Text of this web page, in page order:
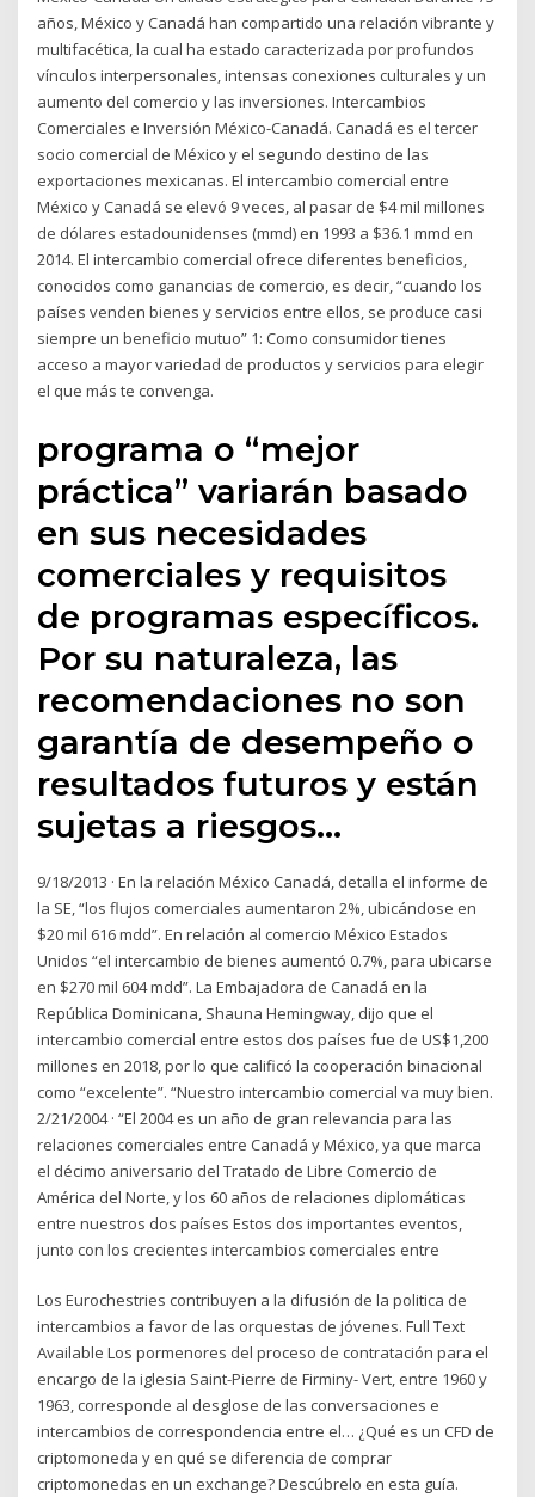
años, México y Canadá han compartido una relación vibrante y
multifacética, la cual ha estado caracterizada por profundos
vínculos interpersonales, intensas conexiones culturales y un
aumento del comercio y las inversiones. Intercambios
Comerciales e Inversión México-Canadá. Canadá es el tercer
socio comercial de México y el segundo destino de las
exportaciones mexicanas. El intercambio comercial entre
México y Canadá se elevó 9 veces, al pasar de $4 mil millones
de dólares estadounidenses (mmd) en 1993 a $36.1 mmd en
2014. El intercambio comercial ofrece diferentes beneficios,
conocidos como ganancias de comercio, es decir, “cuando los
países venden bienes y servicios entre ellos, se produce casi
siempre un beneficio mutuo” 1: Como consumidor tienes
acceso a mayor variedad de productos y servicios para elegir
el que más te convenga.
programa o “mejor
práctica” variarán basado
en sus necesidades
comerciales y requisitos
de programas específicos.
Por su naturaleza, las
recomendaciones no son
garantía de desempeño o
resultados futuros y están
sujetas a riesgos…
9/18/2013 · En la relación México Canadá, detalla el informe de
la SE, “los flujos comerciales aumentaron 2%, ubicándose en
$20 mil 616 mdd”. En relación al comercio México Estados
Unidos “el intercambio de bienes aumentó 0.7%, para ubicarse
en $270 mil 604 mdd”. La Embajadora de Canadá en la
República Dominicana, Shauna Hemingway, dijo que el
intercambio comercial entre estos dos países fue de US$1,200
millones en 2018, por lo que calificó la cooperación binacional
como “excelente”. “Nuestro intercambio comercial va muy bien.
2/21/2004 · “El 2004 es un año de gran relevancia para las
relaciones comerciales entre Canadá y México, ya que marca
el décimo aniversario del Tratado de Libre Comercio de
América del Norte, y los 60 años de relaciones diplomáticas
entre nuestros dos países Estos dos importantes eventos,
junto con los crecientes intercambios comerciales entre
Los Eurochestries contribuyen a la difusión de la politica de
intercambios a favor de las orquestas de jóvenes. Full Text
Available Los pormenores del proceso de contratación para el
encargo de la iglesia Saint-Pierre de Firminy- Vert, entre 1960 y
1963, corresponde al desglose de las conversaciones e
intercambios de correspondencia entre el… ¿Qué es un CFD de
criptomoneda y en qué se diferencia de comprar
criptomonedas en un exchange? Descúbrelo en esta guía.